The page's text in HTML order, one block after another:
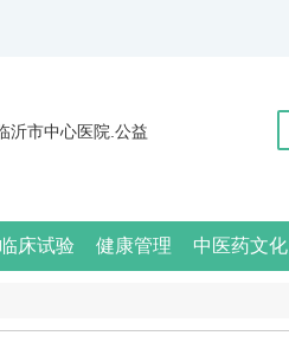
沂市中心医院.公益
临床试验 健康管理 中医药文化